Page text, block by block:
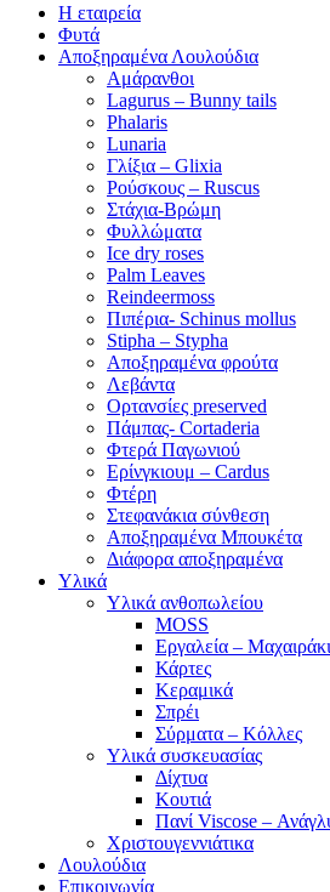
Η εταιρεία
Φυτά
Αποξηραμένα Λουλούδια
Αμάρανθοι
Lagurus – Bunny tails
Phalaris
Lunaria
Γλίξια – Glixia
Ρούσκους – Ruscus
Στάχια-Βρώμη
Φυλλώματα
Ice dry roses
Palm Leaves
Reindeermoss
Πιπέρια- Schinus mollus
Stipha – Stypha
Αποξηραμένα φρούτα
Λεβάντα
Ορτανσίες preserved
Πάμπας- Cortaderia
Φτερά Παγωνιού
Ερίνγκιουμ – Cardus
Φτέρη
Στεφανάκια σύνθεση
Αποξηραμένα Μπουκέτα
Διάφορα αποξηραμένα
Υλικά
Υλικά ανθοπωλείου
MOSS
Εργαλεία –
Κάρτες
Κεραμικά
Σπρέι
Σύρματα – Κόλλες
Υλικά συσκευασίας
Δίχτυα
Κουτιά
Πανί Viscose –
Χριστουγεννιάτικα
Λουλούδια
Επικοινωνία